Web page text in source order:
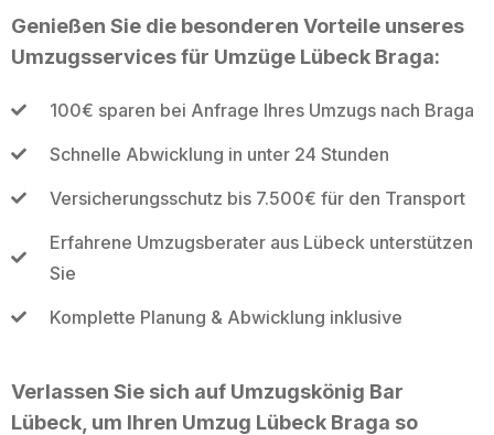
Genießen Sie die besonderen Vorteile unseres
Umzugsservices für Umzüge Lübeck Braga:
100€ sparen bei Anfrage Ihres Umzugs nach Braga
Schnelle Abwicklung in unter 24 Stunden
Versicherungsschutz bis 7.500€ für den Transport
Erfahrene Umzugsberater aus Lübeck unterstützen
Sie
Komplette Planung & Abwicklung inklusive
Verlassen Sie sich auf Umzugskönig Bar
Lübeck, um Ihren Umzug Lübeck Braga so